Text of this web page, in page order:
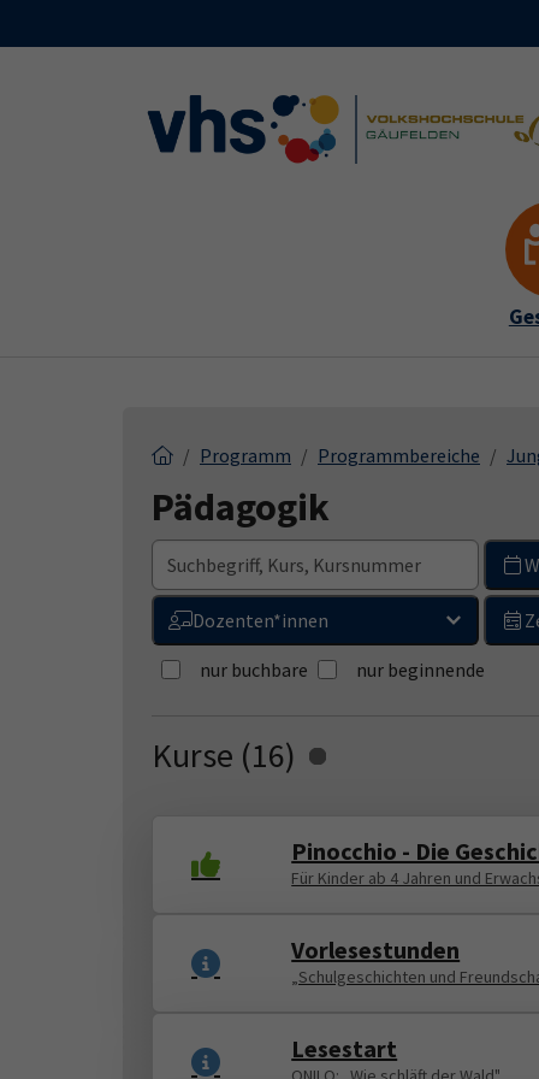
Programm Programmbereiche
Pädagogik
Dozenten*innen
nur buchbare nur beginnende
Kurse (16) Loading...
Pinocchio - Die
Für Kinder ab 4 Jahren und
Vorlesestunden
„Schulgeschichten und
Lesestart